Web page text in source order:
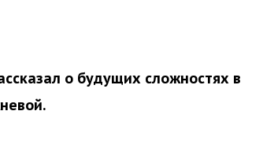
о будущих сложностях в